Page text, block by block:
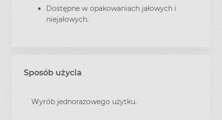
Dostępne w opakowaniach jałowych i
niejałowych.
Sposób użycia
Wyrób jednorazowego użytku.